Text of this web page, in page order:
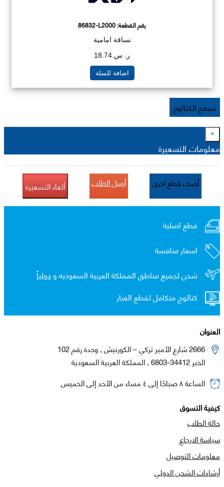
رقم القطعة:86832-L2000
نسافة امامية
ر. س.18.74
اضافة للسلة
تصفح الكتالوج
×
معلومات التسعيرة
أضف قطع اخرى أرسل الطلب ألغاء التسعيرة
قطع اصلية
اسعار منافسة
شحن لجميع مناطق المملكة العربية السعوديه ودولياً
كتالوج متكامل لقطع الغيار
العنوان
2666 شارع الأمير تركي – الكورنيش , وحدة رقم 102
الخبر 34412-6803 , المملكة العربية السعودية
الساعة ٨ صباحًا إلى ٤ مساء من الأحد إلى الخميس
كيفية التسوق
حالة الطلب
سياسة الارجاع
معلومات التوصيل
أرشادات الشحن الدولي